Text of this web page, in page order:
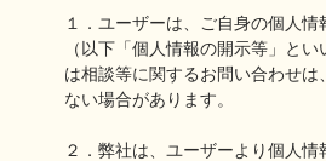
１．ユーザーは、ご自身の個人
（以下「個人情報の開示等」と
は相談等に関するお問い合わせ
ない場合があります。
２．弊社は、ユーザーより個人